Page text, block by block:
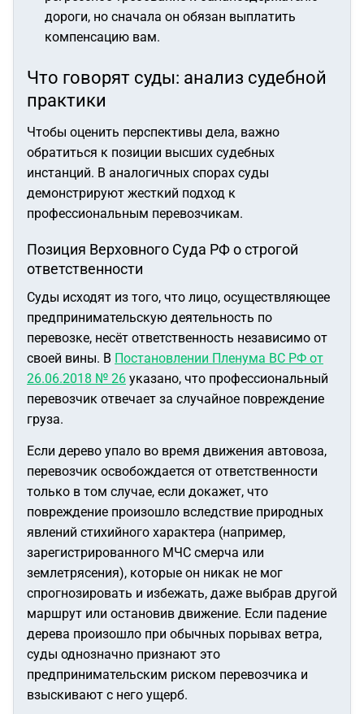
дороги, но сначала он обязан выплатить
компенсацию вам.
Что говорят суды: анализ судебной
практики
Чтобы оценить перспективы дела, важно
обратиться к позиции высших судебных
инстанций. В аналогичных спорах суды
демонстрируют жесткий подход к
профессиональным перевозчикам.
Позиция Верховного Суда РФ о строгой
ответственности
Суды исходят из того, что лицо, осуществляющее
предпринимательскую деятельность по
перевозке, несёт ответственность независимо от
своей вины. В Постановлении Пленума ВС РФ от
26.06.2018 № 26 указано, что профессиональный
перевозчик отвечает за случайное повреждение
груза.
Если дерево упало во время движения автовоза,
перевозчик освобождается от ответственности
только в том случае, если докажет, что
повреждение произошло вследствие природных
явлений стихийного характера (например,
зарегистрированного МЧС смерча или
землетрясения), которые он никак не мог
спрогнозировать и избежать, даже выбрав другой
маршрут или остановив движение. Если падение
дерева произошло при обычных порывах ветра,
суды однозначно признают это
предпринимательским риском перевозчика и
взыскивают с него ущерб.